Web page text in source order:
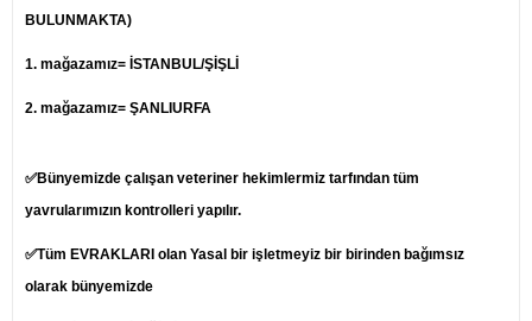
BULUNMAKTA)
1. mağazamız= İSTANBUL/ŞİŞLİ
2. mağazamız= ŞANLIURFA
✅Bünyemizde çalışan veteriner hekimlermiz tarfından tüm
yavrularımızın kontrolleri yapılır.
✅Tüm EVRAKLARI olan Yasal bir işletmeyiz bir birinden bağımsız
olarak bünyemizde